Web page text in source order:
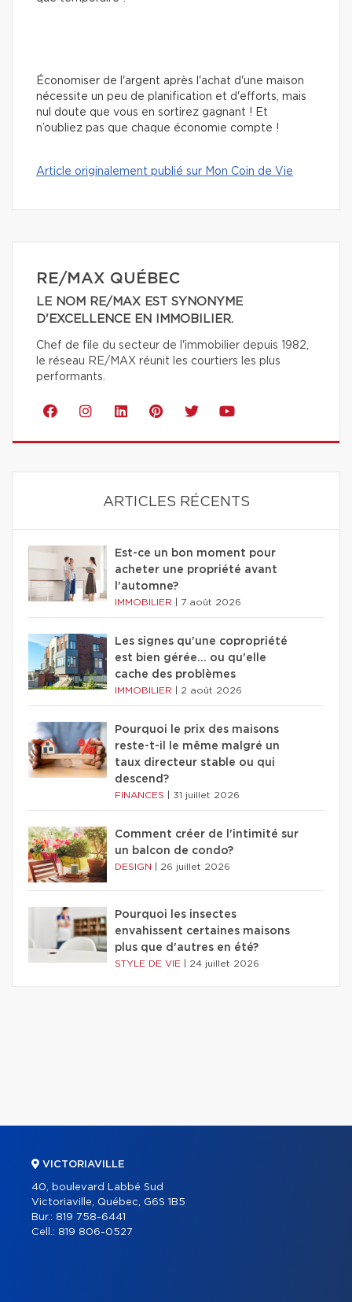
Économiser de l'argent après l'achat d'une maison
nécessite un peu de planification et d'efforts, mais
nul doute que vous en sortirez gagnant ! Et
n’oubliez pas que chaque économie compte !
Article originalement publié sur Mon Coin de Vie
RE/MAX QUÉBEC
LE NOM RE/MAX EST SYNONYME
D'EXCELLENCE EN IMMOBILIER.
Chef de file du secteur de l'immobilier depuis 1982,
le réseau RE/MAX réunit les courtiers les plus
performants.
ARTICLES RÉCENTS
Est-ce un bon moment pour
acheter une propriété avant
l'automne?
IMMOBILIER 7 août 2026
Les signes qu'une copropriété
est bien gérée… ou qu'elle
cache des problèmes
IMMOBILIER 2 août 2026
Pourquoi le prix des maisons
reste-t-il le même malgré un
taux directeur stable ou qui
descend?
FINANCES 31 juillet 2026
Comment créer de l'intimité sur
un balcon de condo?
DESIGN 26 juillet 2026
Pourquoi les insectes
envahissent certaines maisons
plus que d'autres en été?
STYLE DE VIE 24 juillet 2026
VICTORIAVILLE
40, boulevard Labbé Sud
Victoriaville, Québec, G6S 1B5
Bur.: 819 758-6441
Cell.: 819 806-0527